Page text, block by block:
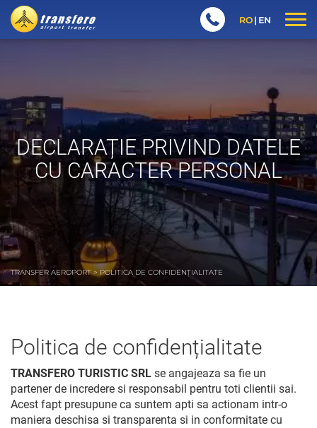
RO EN
DECLARAȚIE PRIVIND DATELE
CU CARACTER PERSONAL
TRANSFER AEROPORT>POLITICA DE CONFIDENȚIALITATE
Politica de confidențialitate
TRANSFERO TURISTIC SRL se angajeaza sa fie un
partener de incredere si responsabil pentru toti clientii sai.
Acest fapt presupune ca suntem apti sa actionam intr-o
maniera deschisa si transparenta si in conformitate cu